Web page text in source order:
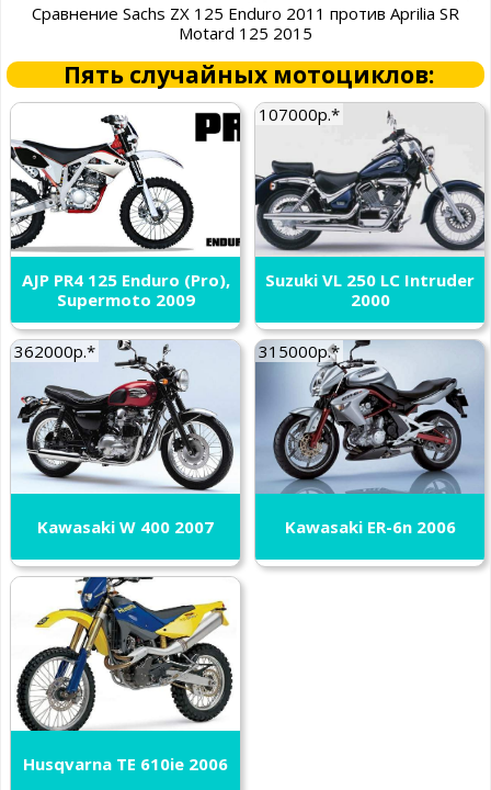
Сравнение Sachs ZX 125 Enduro 2011 против Aprilia SR
Motard 125 2015
Пять случайных мотоциклов:
AJP PR4 125 Enduro (Pro),
Supermoto 2009
107000р.*
Suzuki VL 250 LC Intruder
2000
362000р.*
Kawasaki W 400 2007
315000р.*
Kawasaki ER-6n 2006
Husqvarna TE 610ie 2006